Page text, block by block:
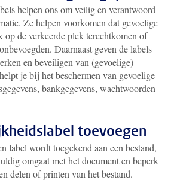
helpen ons om veilig en verantwoord
Ze helpen voorkomen dat gevoelige
op de verkeerde plek terechtkomen of
Daarnaast geven de labels
en beveiligen van (gevoelige)
je bij het beschermen van gevoelige
bankgegevens, wachtwoorden
toevoegen
label wordt toegekend aan een bestand,
omgaat met het document en beperk
delen of printen van het bestand.